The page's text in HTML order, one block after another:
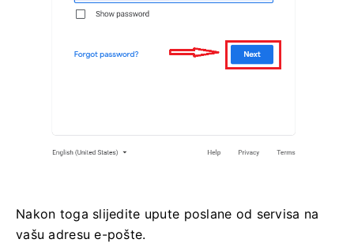
Nakon toga slijedite upute poslane od servisa na
vašu adresu e-pošte.